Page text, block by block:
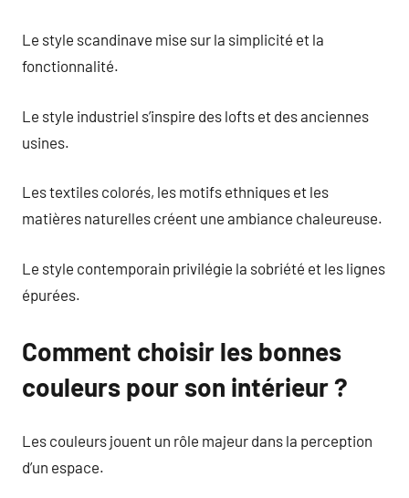
Le style scandinave mise sur la simplicité et la
fonctionnalité.
Le style industriel s’inspire des lofts et des anciennes
usines.
Les textiles colorés, les motifs ethniques et les
matières naturelles créent une ambiance chaleureuse.
Le style contemporain privilégie la sobriété et les lignes
épurées.
Comment choisir les bonnes
couleurs pour son intérieur ?
Les couleurs jouent un rôle majeur dans la perception
d’un espace.